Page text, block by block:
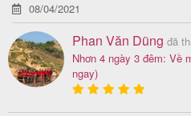
Tour
Quy
Nhơn
08/04/2021
Phan Văn Dũng đã
Nhơn 4 ngày 3 đêm: Về
ngay)